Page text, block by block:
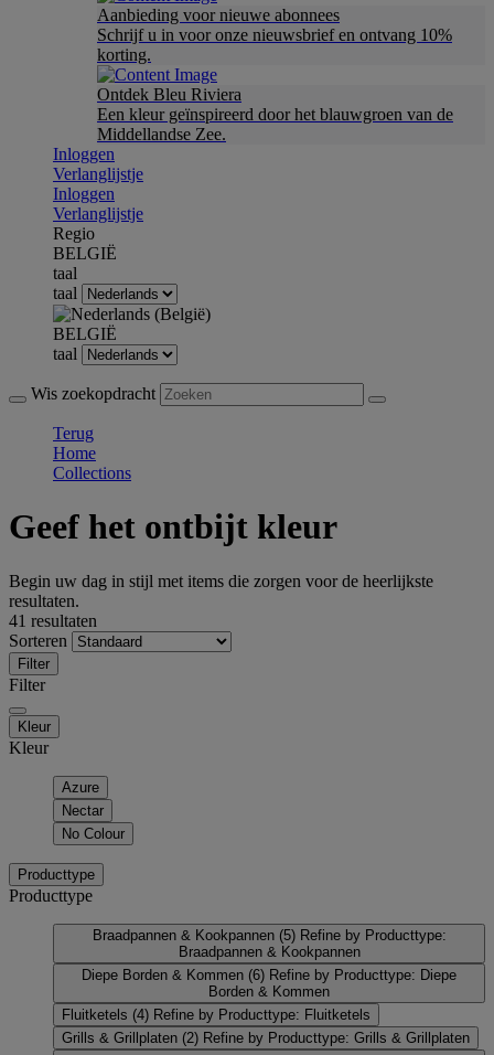
Aanbieding voor nieuwe abonnees
Schrijf u in voor onze nieuwsbrief en ontvang 10%
korting.
Ontdek Bleu Riviera
Een kleur geïnspireerd door het blauwgroen van de
Middellandse Zee.
Inloggen
Verlanglijstje
Inloggen
Verlanglijstje
Regio
BELGIË
taal
taal
BELGIË
taal
Wis zoekopdracht
Terug
Home
Collections
Geef het ontbijt kleur
Begin uw dag in stijl met items die zorgen voor de heerlijkste
resultaten.
41 resultaten
Sorteren
Filter
Filter
Kleur
Kleur
Azure
Nectar
No Colour
Producttype
Producttype
Braadpannen & Kookpannen (5) Refine by Producttype:
Braadpannen & Kookpannen
Diepe Borden & Kommen (6) Refine by Producttype: Diepe
Borden & Kommen
Fluitketels (4) Refine by Producttype: Fluitketels
Grills & Grillplaten (2) Refine by Producttype: Grills & Grillplaten